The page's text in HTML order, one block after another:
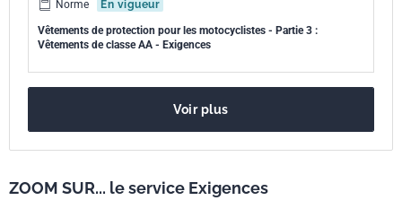
Norme En vigueur
Vêtements de protection pour les motocyclistes - Partie 3 :
Vêtements de classe AA - Exigences
Voir plus
ZOOM SUR... le service Exigences